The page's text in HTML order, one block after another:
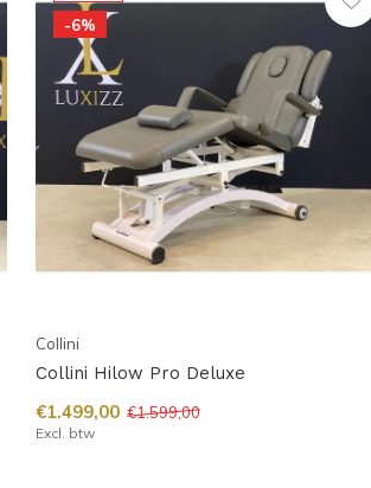
-6%
Collini
Collini Hilow Pro Deluxe
€1.499,00 €1.599,00
Excl. btw